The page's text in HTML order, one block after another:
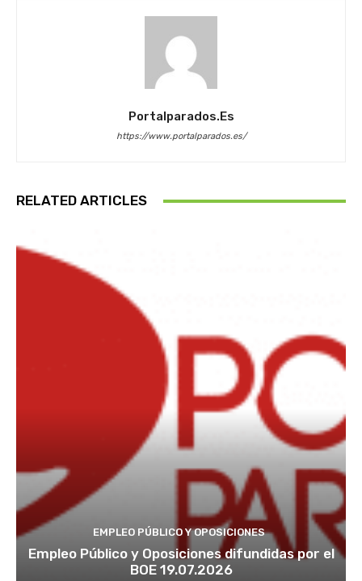
Portalparados.es
https://www.portalparados.es/
RELATED ARTICLES
EMPLEO PÚBLICO Y OPOSICIONES
Empleo Público y Oposiciones difundidas por el
BOE 19.07.2026